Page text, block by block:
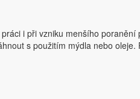
i při vzniku menšího poranění
s použitím mýdla nebo oleje.